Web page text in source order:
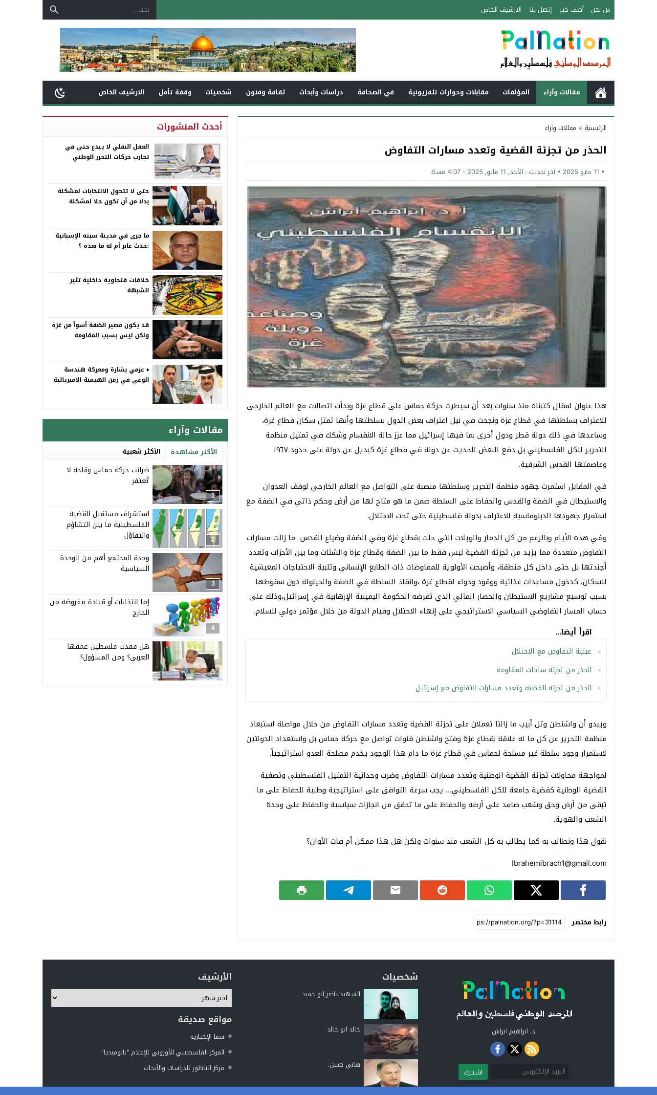
من نحن أضف خبر إتصل بنا الارشيف الخاص
مقالات وآراء المؤلفات مقابلات وحوارات تلفزيونية في الصحافة دراسات وأبحاث ثقافة وفنون شخصيات وقفة تأمل الارشيف الخاص
الرئيسية » مقالات وآراء
الحذر من تجزئة القضية وتعدد مسارات التفاوض
11 مايو 2025 آخر تحديث : الأحد, 11 مايو, 2025 - 4:07 مساءً
هذا عنوان لمقال كتبناه منذ سنوات بعد أن سيطرت حركة حماس على قطاع غزة وبدأت اتصالات مع العالم الخارجي
للاعتراف بسلطتها في قطاع غزة ونجحت في نيل اعتراف بعض الدول بسلطتها وأنها تمثل سكان قطاع غزة،
وساعدها في ذلك دولة قطر ودول أخرى بما فيها إسرائيل مما عزز حالة الانقسام وشكك في تمثيل منظمة
التحرير للكل الفلسطيني بل دفع البعض للحديث عن دولة في قطاع غزة كبديل عن دولة على حدود ١٩٦٧
وعاصمتها القدس الشرقية.
في المقابل استمرت جهود منظمة التحرير وسلطتها منصبة على التواصل مع العالم الخارجي لوقف العدوان
والاستيطان في الضفة والقدس والحفاظ على السلطة ضمن ما هو متاح لها من أرض وحكم ذاتي في الضفة مع
استمرار جهودها الدبلوماسية للاعتراف بدولة فلسطينية حتى تحت الاحتلال.
وفي هذه الأيام وبالرغم من كل الدمار والويلات التي حلت بقطاع غزة وفي الضفة وضياع القدس ما زالت مسارات
التفاوض متعددة مما يزيد من تجزئة القضية ليس فقط ما بين الضفة وقطاع غزة والشتات وما بين الأحزاب وتعدد
أجندتها بل حتى داخل كل منطقة، وأصبحت الأولوية للمفاوضات ذات الطابع الإنساني وتلبية الاحتياجات المعيشية
للسكان، كدخول مساعدات غذائية ووقود ودواء لقطاع غزة ،وانقاذ السلطة في الضفة والحيلولة دون سقوطها
بسبب توسيع مشاريع الاستيطان والحصار المالي الذي تفرضه الحكومة اليمينية الإرهابية في إسرائيل،وذلك على
حساب المسار التفاوضي السياسي الاستراتيجي على إنهاء الاحتلال وقيام الدولة من خلال مؤتمر دولي للسلام.
اقرأ أيضا...
عبثية التفاوض مع الاحتلال
الحذر من تجزئة ساحات المقاومة
الحذر من تجزئة القضية وتعدد مسارات التفاوض مع إسرائيل
ويبدو أن واشنطن وتل أبيب ما زالتا تعملان على تجزئة القضية وتعدد مسارات التفاوض من خلال مواصلة استبعاد
منظمة التحرير عن كل ما له علاقة بقطاع غزة وفتح واشنطن قنوات تواصل مع حركة حماس بل واستعداد الدولتين
لاستمرار وجود سلطة غير مسلحة لحماس في قطاع غزة ما دام هذا الوجود يخدم مصلحة العدو استراتيجياً.
لمواجهة محاولات تجزئة القضية الوطنية وتعدد مسارات التفاوض وضرب وحدانية التمثيل الفلسطيني وتصفية
القضية الوطنية كقضية جامعة للكل الفلسطيني… يجب سرعة التوافق على استراتيجية وطنية للحفاظ على ما
تبقى من أرض وحق وشعب صامد على أرضه والحفاظ على ما تحقق من انجازات سياسية والحفاظ على وحدة
الشعب والهوية.
نقول هذا ونطالب به كما يطالب به كل الشعب منذ سنوات ولكن هل هذا ممكن أم فات الأوان؟
Ibrahemibrach1@gmail.com
رابط مختصر
أحدث المنشورات
العقل النقلي لا يبدع حتى في
تجارب حركات التحرر الوطني
حتى لا تتحول الانتخابات لمشكلة
بدلا من أن تكون حلا لمشكلة
ما جرى في مدينة سبته الإسبانية
:حدث عابر أم له ما بعده ؟
خلافات فتحاوية داخلية تثير
الشبهة
قد يكون مصير الضفة أسوأ من غزة
ولكن ليس بسبب المقاومة
♦️ عزمي بشارة ومعركة هندسة
الوعي في زمن الهيمنة الامبريالية
مقالات وآراء
الأكثر مشاهدة الأكثر شعبية
1
ضرائب حركة حماس وقاحة لا
تُغتفر
2
استشراف مستقبل القضية
الفلسطينية ما بين التشاؤم
والتفاؤل
3
وحدة المجتمع أهم من الوحدة
السياسية
4
إما انتخابات أو قيادة مفروضة من
الخارج
5
هل فقدت فلسطين عمقها
العربي؟ ومن المسؤول؟
د. ابراهيم ابراش
اشـتـرك
شخصيات
الشهيد.ناصر ابو حميد
خالد ابو خالد
هاني حسن.
الأرشيف
مواقع صديقة
سما الإخبارية
المركز الفلسطيني الأوروبي للإعلام "بالوميديا"
مركز الناطور للدراسات والأبحاث